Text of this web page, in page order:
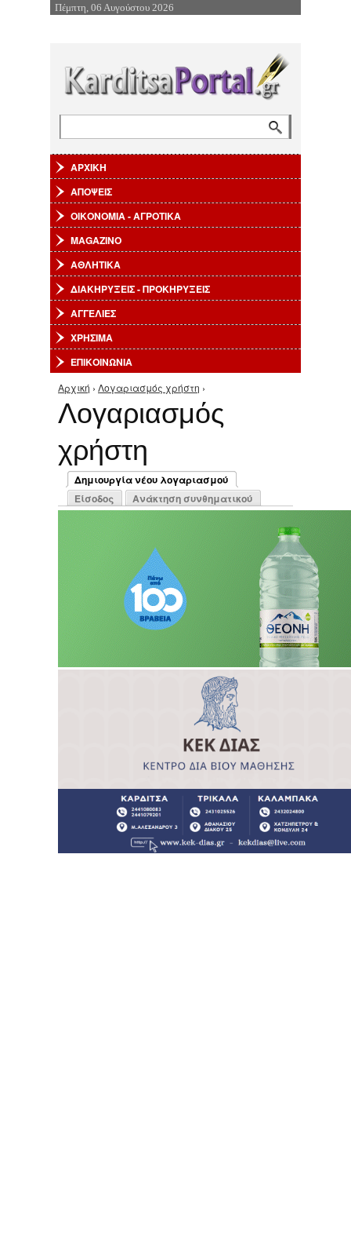
Επιστροφή στην Πλοήγηση
Πέμπτη, 06 Αυγούστου 2026
ΑΡΧΙΚΗ
ΑΠΟΨΕΙΣ
ΟΙΚΟΝΟΜΙΑ - ΑΓΡΟΤΙΚΑ
MAGAZINO
ΑΘΛΗΤΙΚΑ
ΔΙΑΚΗΡΥΞΕΙΣ - ΠΡΟΚΗΡΥΞΕΙΣ
ΑΓΓΕΛΙΕΣ
ΧΡΗΣΙΜΑ
ΕΠΙΚΟΙΝΩΝΙΑ
Είστε εδώ
Αρχική › Λογαριασμός χρήστη ›
Λογαριασμός
χρήστη
Πρωτεύουσες καρτέλες
Δημιουργία νέου λογαριασμού
(ενεργή καρτέλα)
Είσοδος Ανάκτηση συνθηματικού